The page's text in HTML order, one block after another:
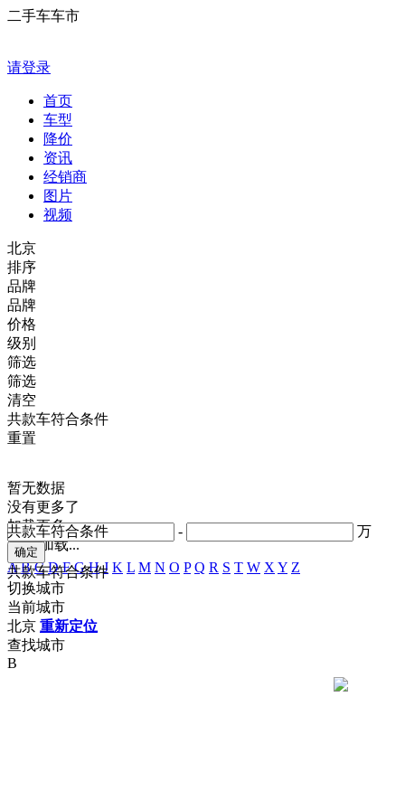
二手车车市
请登录
首页
车型
降价
资讯
经销商
图片
视频
北京
排序
品牌
品牌
价格
- 万
共款车符合条件
级别
共款车符合条件
筛选
筛选
清空
共款车符合条件
重置
暂无数据
没有更多了
加载更多
正在加载...
A B C D F G H J K L M N O P Q R S T W X Y Z
切换城市
当前城市
北京 重新定位
查找城市
B